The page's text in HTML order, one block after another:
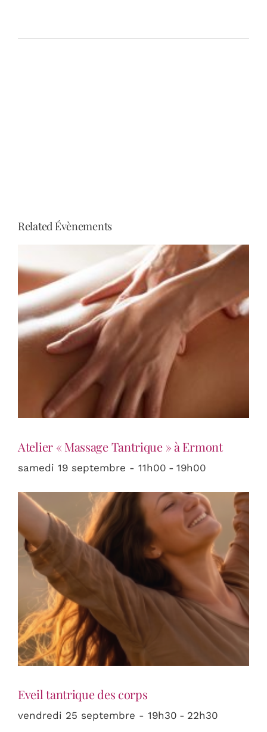
Related Évènements
Atelier « Massage Tantrique » à Ermont
samedi 19 septembre - 11h00 - 19h00
Eveil tantrique des corps
vendredi 25 septembre - 19h30 - 22h30